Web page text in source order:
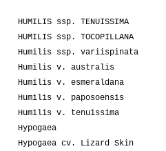
HUMILIS ssp. TENUISSIMA
HUMILIS ssp. TOCOPILLANA
Humilis ssp. variispinata
Humilis v. australis
Humilis v. esmeraldana
Humilis v. paposoensis
Humilis v. tenuissima
Hypogaea
Hypogaea cv. Lizard Skin